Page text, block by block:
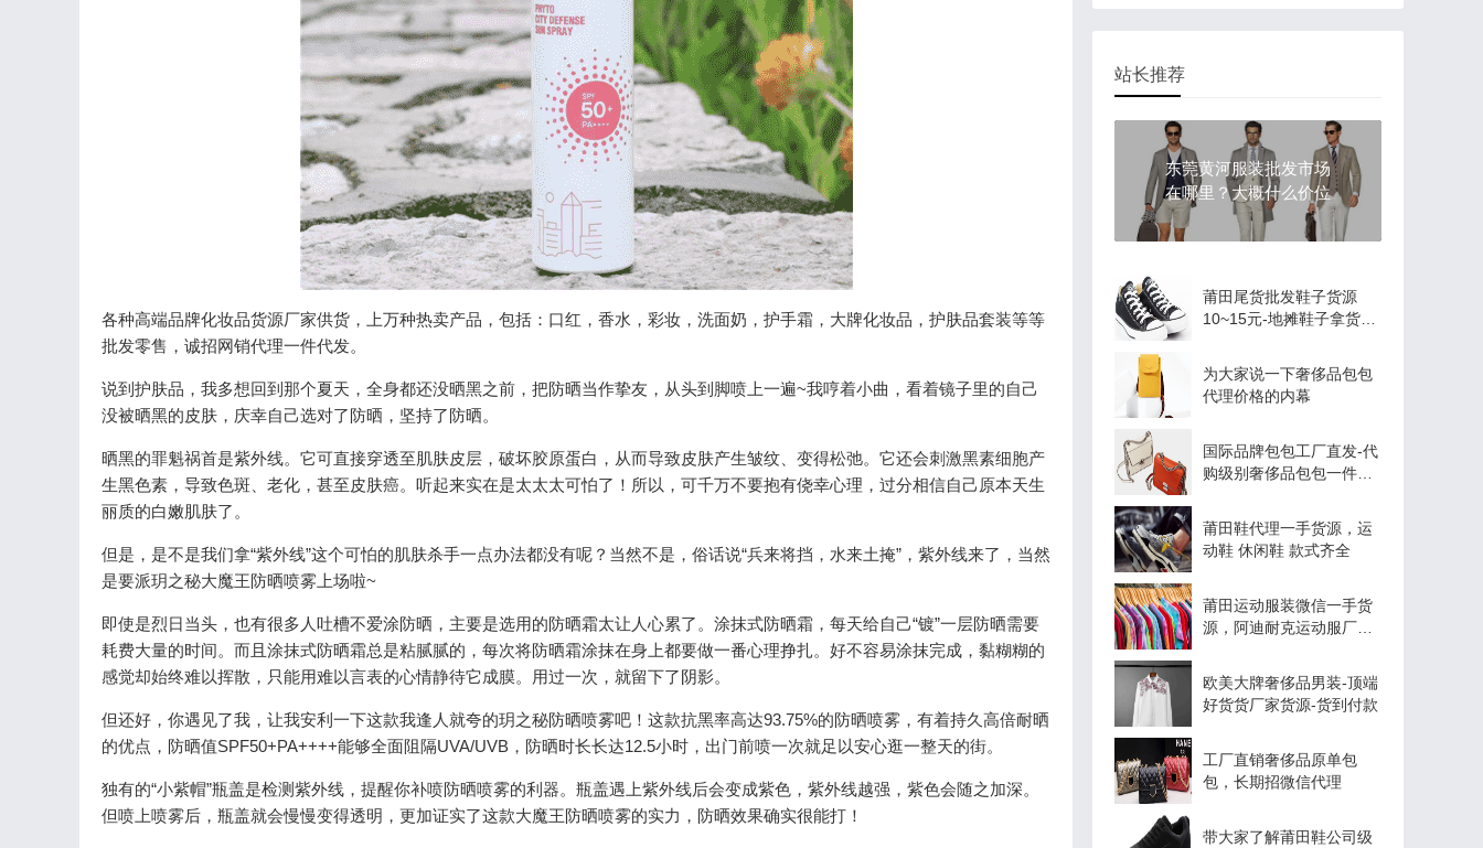
各种高端品牌化妆品货源厂家供货，上万种热卖产品，包括：口红，香水，彩妆，洗面奶，护手霜，大牌化妆品，护肤品套装等等
批发零售，诚招网销代理一件代发。
说到护肤品，我多想回到那个夏天，全身都还没晒黑之前，把防晒当作挚友，从头到脚喷上一遍~我哼着小曲，看着镜子里的自己
没被晒黑的皮肤，庆幸自己选对了防晒，坚持了防晒。
晒黑的罪魁祸首是紫外线。它可直接穿透至肌肤皮层，破坏胶原蛋白，从而导致皮肤产生皱纹、变得松弛。它还会刺激黑素细胞产
生黑色素，导致色斑、老化，甚至皮肤癌。听起来实在是太太太可怕了！所以，可千万不要抱有侥幸心理，过分相信自己原本天生
丽质的白嫩肌肤了。
但是，是不是我们拿“紫外线”这个可怕的肌肤杀手一点办法都没有呢？当然不是，俗话说“兵来将挡，水来土掩”，紫外线来了，当然
是要派玥之秘大魔王防晒喷雾上场啦~
即使是烈日当头，也有很多人吐槽不爱涂防晒，主要是选用的防晒霜太让人心累了。涂抹式防晒霜，每天给自己“镀”一层防晒需要
耗费大量的时间。而且涂抹式防晒霜总是粘腻腻的，每次将防晒霜涂抹在身上都要做一番心理挣扎。好不容易涂抹完成，黏糊糊的
感觉却始终难以挥散，只能用难以言表的心情静待它成膜。用过一次，就留下了阴影。
但还好，你遇见了我，让我安利一下这款我逢人就夸的玥之秘防晒喷雾吧！这款抗黑率高达93.75%的防晒喷雾，有着持久高倍耐晒
的优点，防晒值SPF50+PA++++能够全面阻隔UVA/UVB，防晒时长长达12.5小时，出门前喷一次就足以安心逛一整天的街。
独有的“小紫帽”瓶盖是检测紫外线，提醒你补喷防晒喷雾的利器。瓶盖遇上紫外线后会变成紫色，紫外线越强，紫色会随之加深。
但喷上喷雾后，瓶盖就会慢慢变得透明，更加证实了这款大魔王防晒喷雾的实力，防晒效果确实很能打！
站长推荐
东莞黄河服装批发市场
在哪里？大概什么价位
莆田尾货批发鞋子货源
10~15元-地摊鞋子拿货渠
为大家说一下奢侈品包包
代理价格的内幕
国际品牌包包工厂直发-代
购级别奢侈品包包一件代
莆田鞋代理一手货源，运
动鞋 休闲鞋 款式齐全
莆田运动服装微信一手货
源，阿迪耐克运动服厂家
欧美大牌奢侈品男装-顶端
好货货厂家货源-货到付款
工厂直销奢侈品原单包
包，长期招微信代理
带大家了解莆田鞋公司级